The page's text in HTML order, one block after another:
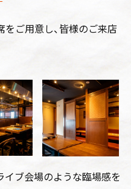
ご用意し、皆様のご来店
ブ会場のような臨場感を